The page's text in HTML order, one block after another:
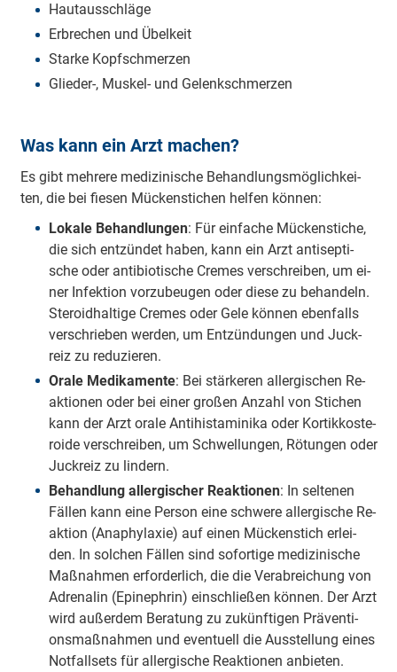
Haut­aus­schlä­ge
Er­bre­chen und Übel­keit
Star­ke Kopf­schmer­zen
Glie­der-, Mus­kel- und Ge­lenk­schmer­zen
Was kann ein Arzt machen?
Es gibt meh­re­re me­di­zi­ni­sche Be­hand­lungs­mög­lich­kei­
ten, die bei fie­sen Mü­cken­sti­chen hel­fen kön­nen:
Lo­ka­le Be­hand­lun­gen: Für ein­fa­che Mü­cken­sti­che,
die sich ent­zün­det ha­ben, kann ein Arzt an­ti­sep­ti­
sche oder an­ti­bio­ti­sche Cremes ver­schrei­ben, um ei­
ner In­fek­ti­on vor­zu­beu­gen oder die­se zu be­han­deln.
Ste­ro­id­hal­ti­ge Cremes oder Ge­le kön­nen eben­falls
ver­schrie­ben wer­den, um Ent­zün­dun­gen und Juck­
reiz zu re­du­zie­ren.
Ora­le Me­di­ka­men­te: Bei stär­ke­ren all­er­gi­schen Re­
ak­tio­nen oder bei ei­ner gro­ßen An­zahl von Sti­chen
kann der Arzt ora­le An­ti­hist­ami­ni­ka oder Kor­tik­kos­te­
ro­ide ver­schrei­ben, um Schwel­lun­gen, Rö­tun­gen oder
Juck­reiz zu lin­dern.
Be­hand­lung all­er­gi­scher Re­ak­tio­nen: In sel­te­nen
Fäl­len kann ei­ne Per­son ei­ne schwe­re all­er­gi­sche Re­
ak­ti­on (Ana­phy­la­xie) auf ei­nen Mü­cken­stich er­lei­
den. In sol­chen Fäl­len sind so­for­ti­ge me­di­zi­ni­sche
Maß­nah­men er­for­der­lich, die die Ver­ab­rei­chung von
Ad­re­na­lin (Epi­ne­phrin) ein­schlie­ßen kön­nen. Der Arzt
wird au­ßer­dem Be­ra­tung zu zu­künf­ti­gen Prä­ven­ti­
ons­maß­nah­men und even­tu­ell die Aus­stel­lung ei­nes
Not­fall­sets für all­er­gi­sche Re­ak­tio­nen an­bie­ten.